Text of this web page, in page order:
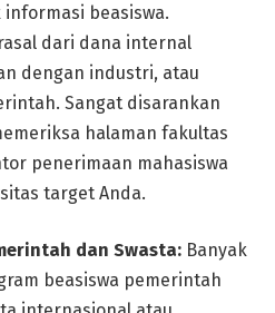
beasiswa.
dari dana internal
dengan industri, atau
Sangat disarankan
halaman fakultas
penerimaan mahasiswa
target Anda.
dan Swasta: Banyak
beasiswa pemerintah